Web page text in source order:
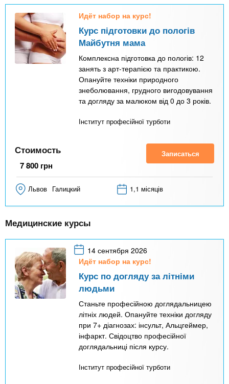
Идёт набор на курс!
Курс підготовки до пологів
Майбутня мама
Комплексна підготовка до пологів: 12
занять з арт-терапією та практикою.
Опануйте техніки природного
знеболювання, грудного вигодовування
та догляду за малюком від 0 до 3 років.
Інститут професійної турботи
Стоимость
7 800 грн
Записаться
Львов Галицкий 1,1 місяців
Медицинские курсы
14 сентября 2026
Идёт набор на курс!
Курс по догляду за літніми
людьми
Станьте професійною доглядальницею
літніх людей. Опануйте техніки догляду
при 7+ діагнозах: інсульт, Альцгеймер,
інфаркт. Свідоцтво професійної
доглядальниці після курсу.
Інститут професійної турботи